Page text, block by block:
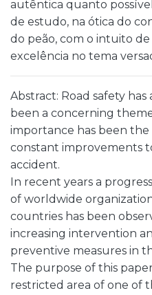
autêntica quanto
de estudo, na ótica do
do peão, com o intuito
excelência no tema
Abstract: Road safety
been a concerning
importance has been
constant improvements
accident.
In recent years a
of worldwide
countries has been
increasing intervention
preventive measures in
The purpose of this
restricted area of one of